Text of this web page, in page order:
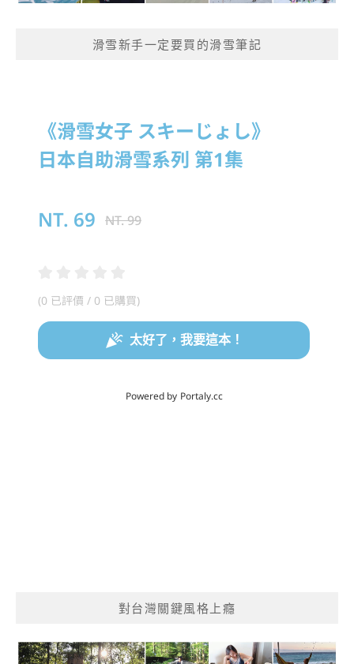
滑雪新手一定要買的滑雪筆記
對台灣關鍵風格上癮